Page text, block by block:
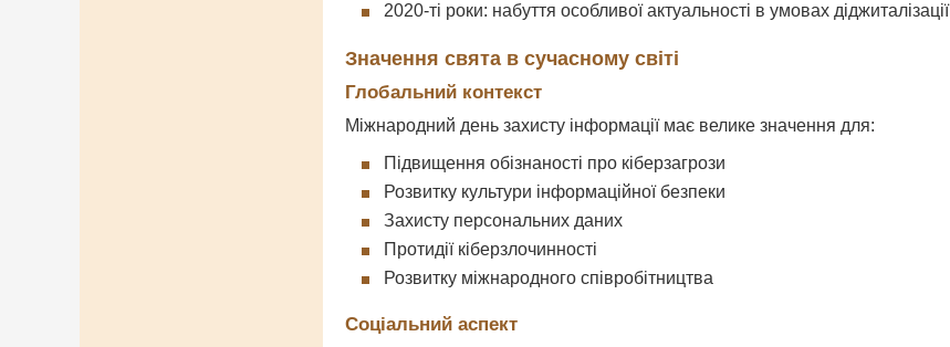
2020-ті роки: набуття особливої актуальності в умовах діджиталізації
Значення свята в сучасному світі
Глобальний контекст
Міжнародний день захисту інформації має велике значення для:
Підвищення обізнаності про кіберзагрози
Розвитку культури інформаційної безпеки
Захисту персональних даних
Протидії кіберзлочинності
Розвитку міжнародного співробітництва
Соціальний аспект